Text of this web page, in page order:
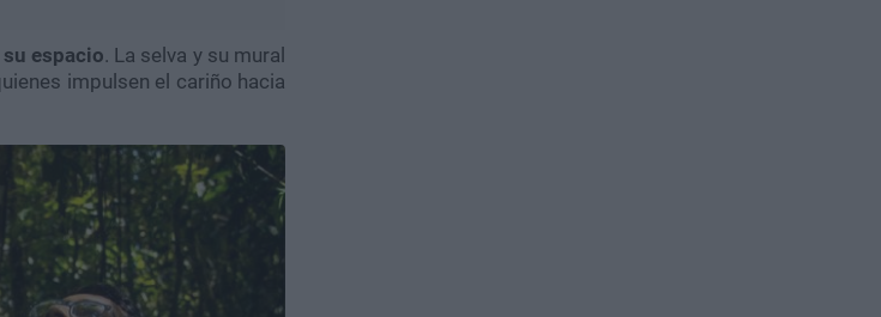
espacio. La selva y su mural
impulsen el cariño hacia